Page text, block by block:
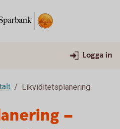
Logga in
Likviditetsplanering
–